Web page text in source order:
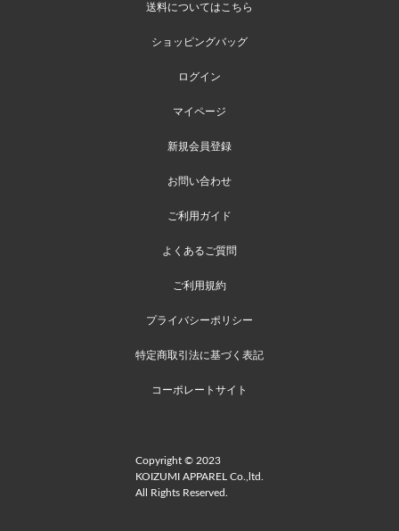
送料についてはこちら
ショッピングバッグ
ログイン
マイページ
新規会員登録
お問い合わせ
ご利用ガイド
よくあるご質問
ご利用規約
プライバシーポリシー
特定商取引法に基づく表記
コーポレートサイト
Copyright © 2023
KOIZUMI APPAREL Co.,ltd.
All Rights Reserved.